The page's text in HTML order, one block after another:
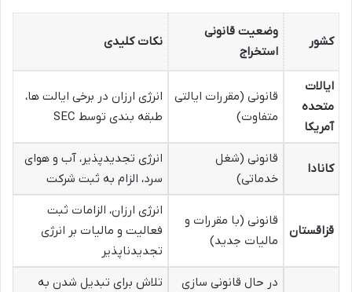
کشور
وضعیت قانونی
استخراج
نکات کلیدی
ایالات
متحده
آمریکا
قانونی (مقررات ایالتی
متفاوت)
انرژی ارزان در برخی ایالت ها،
طبقه بندی توسط SEC
کانادا
قانونی (شغل
خدماتی)
انرژی تجدیدپذیر، آب و هوای
سرد، الزام به ثبت شرکت
قزاقستان
قانونی (با مقررات و
مالیات جدید)
انرژی ارزان، الزامات ثبت
فعالیت و مالیات بر انرژی
تجدیدناپذیر
در حال قانونی سازی
تلاش برای تبدیل شدن به